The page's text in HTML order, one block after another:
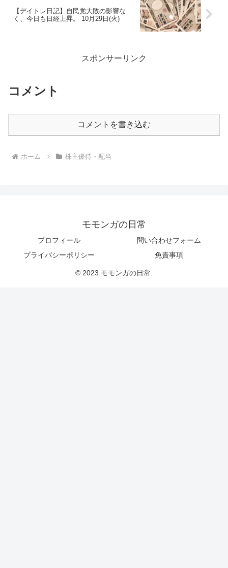
【デイトレ日記】自民党大敗の影響な
く、今日も日経上昇。 10月29日(火)
スポンサーリンク
コメント
コメントを書き込む
ホーム 株主優待・配当
モモンガの日常
プロフィール
問い合わせフォーム
プライバシーポリシー
免責事項
© 2023 モモンガの日常.